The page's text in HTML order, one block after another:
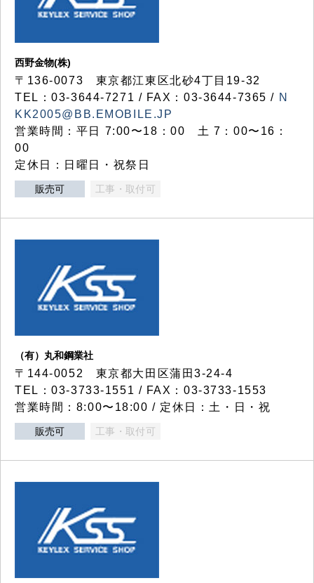
西野金物(株)
〒136-0073 東京都江東区北砂4丁目19-32
TEL：03‐3644‐7271 / FAX：03-3644-7365 / N
KK2005@BB.EMOBILE.JP
営業時間：平日 7:00〜18：00 土 7：00〜16：
00
定休日：日曜日・祝祭日
販売可 工事・取付可
（有）丸和鋼業社
〒144-0052 東京都大田区蒲田3-24-4
TEL：03-3733-1551 / FAX：03-3733-1553
営業時間：8:00〜18:00 / 定休日：土・日・祝
販売可 工事・取付可